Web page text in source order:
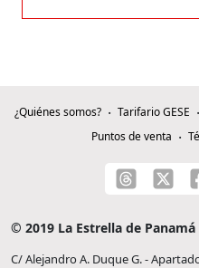
¿Quiénes somos? Tarifario GESE
Puntos de venta
© 2019 La Estrella de Panamá
C/ Alejandro A. Duque G. -